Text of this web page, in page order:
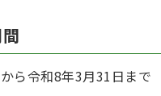
ら令和8年3月31日まで